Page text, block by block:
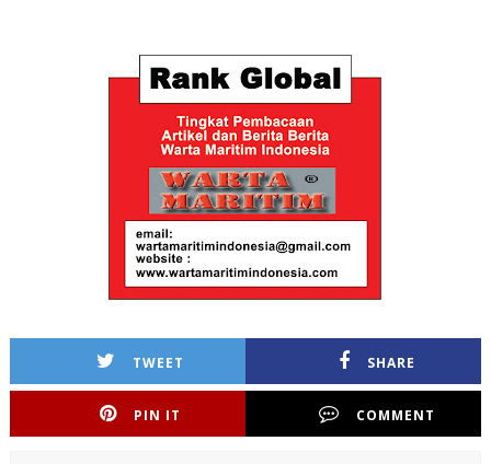
TWEET SHARE
PIN IT COMMENT